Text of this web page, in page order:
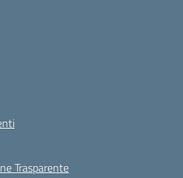
Trasparente